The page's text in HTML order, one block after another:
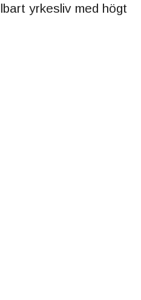
yrkesliv med högt